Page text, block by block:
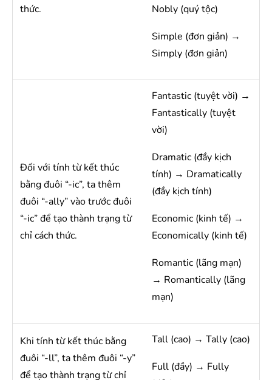
thức.
Nobly (quý tộc)
Simple (đơn giản) →
Simply (đơn giản)
Đối với tính từ kết thúc
bằng đuôi “-ic”, ta thêm
đuôi “-ally” vào trước đuôi
“-ic” để tạo thành trạng từ
chỉ cách thức.
Fantastic (tuyệt vời) →
Fantastically (tuyệt
vời)
Dramatic (đầy kịch
tính) → Dramatically
(đầy kịch tính)
Economic (kinh tế) →
Economically (kinh tế)
Romantic (lãng mạn)
→ Romantically (lãng
mạn)
Khi tính từ kết thúc bằng
đuôi “-ll”, ta thêm đuôi “-y”
để tạo thành trạng từ chỉ
Tall (cao) → Tally (cao)
Full (đầy) → Fully